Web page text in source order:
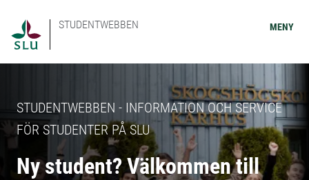
STUDENTWEBBEN MENY
STUDENTWEBBEN - INFORMATION OCH SERVICE
FÖR STUDENTER PÅ SLU
Ny student? Välkommen till